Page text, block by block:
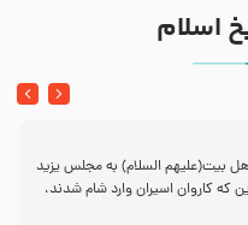
اسلام
بیت‌(علیهم السلام) به مجلس یزید
كه كاروان اسیران وارد شام شدند،